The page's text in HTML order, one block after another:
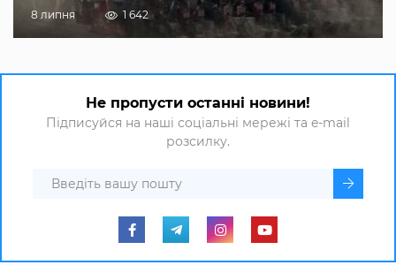
8 липня 1 642
Не пропусти останні новини!
Підписуйся на наші соціальні мережі та e-mail
розсилку.